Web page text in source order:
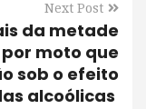
Next Post
da metade
moto que
sob o efeito
alcoólicas